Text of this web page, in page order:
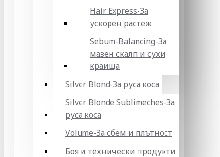
Hair Express-За
ускорен растеж
Sebum-Balancing-За
мазен скалп и сухи
краища
Silver Blond-За руса коса
Silver Blonde Sublіmeches-За
руса коса
Volume-За обем и плътност
Боя и технически продукти